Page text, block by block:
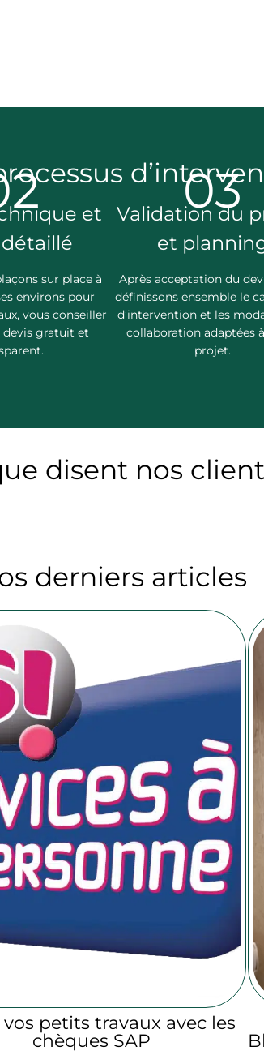
et
sur place à
environs pour
vous conseiller
gratuit et
03
Validation du
et
Après acceptation du
définissons ensemble le
d’intervention et les
collaboration adaptées
projet.
disent nos
derniers articles
vos petits travaux avec les
chèques SAP